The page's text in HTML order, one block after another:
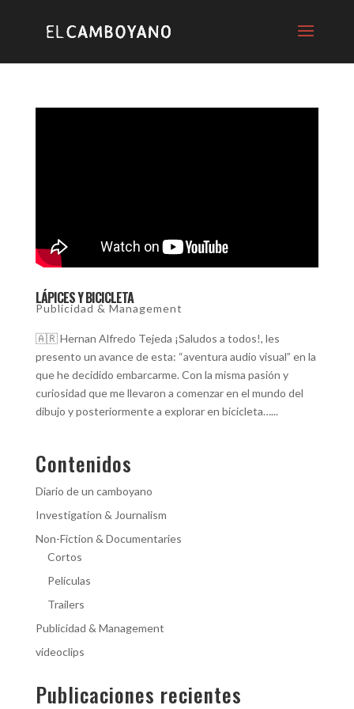
LÁPICES Y BICICLETA
Publicidad & Management
🇦🇷 Hernan Alfredo Tejeda ¡Saludos a todos!, les
presento un avance de esta: “aventura audio visual” en la
que he decidido embarcarme. Con la misma pasión y
curiosidad que me llevaron a comenzar en el mundo del
dibujo y posteriormente a explorar en bicicleta…...
Contenidos
Diario de un camboyano
Investigation & Journalism
Non-Fiction & Documentaries
Cortos
Películas
Trailers
Publicidad & Management
videoclips
Publicaciones recientes